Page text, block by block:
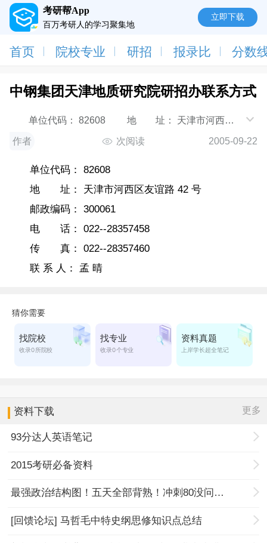
考研帮App
百万考研人的学习聚集地
立即下载
首页 院校专业 研招 报录比 分数
中钢集团天津地质研究院研招办联系方式
单位代码： 82608 地 址： 天津市河西区
友谊路 42 号 邮政编码： 300061 电 话：
022--28357458 传 真： 022--28357460 联
作者 次阅读 2005-09-22
单位代码： 82608
地 址： 天津市河西区友谊路 42 号
邮政编码： 300061
电 话： 022--28357458
传 真： 022--28357460
联 系 人： 孟 晴
资料下载 更多
93分达人英语笔记
2015考研必备资料
最强政治结构图！五天全部背熟！冲刺80没问题！
[回馈论坛] 马哲毛中特史纲思修知识点总结